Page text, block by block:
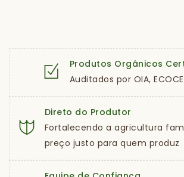
Produtos Orgânicos
Auditados por OIA,
Direto do Produtor
Fortalecendo a agricultura
preço justo para quem produz